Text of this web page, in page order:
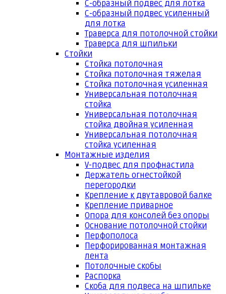
С-образный подвес для лотка
С-образный подвес усиленный
для лотка
Траверса для потолочной стойки
Траверса для шпильки
Стойки
Стойка потолочная
Стойка потолочная тяжелая
Стойка потолочная усиленная
Универсальная потолочная
стойка
Универсальная потолочная
стойка двойная усиленная
Универсальная потолочная
стойка усиленная
Монтажные изделия
V-подвес для профнастила
Держатель огнестойкой
перегородки
Крепление к двутавровой балке
Крепление приварное
Опора для консолей без опоры
Основание потолочной стойки
Перфополоса
Перфорированная монтажная
лента
Потолочные скобы
Распорка
Скоба для подвеса на шпильке